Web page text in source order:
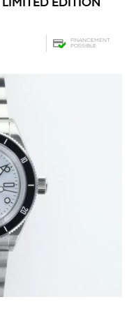
EDITION
FINANCEMENT
POSSIBLE